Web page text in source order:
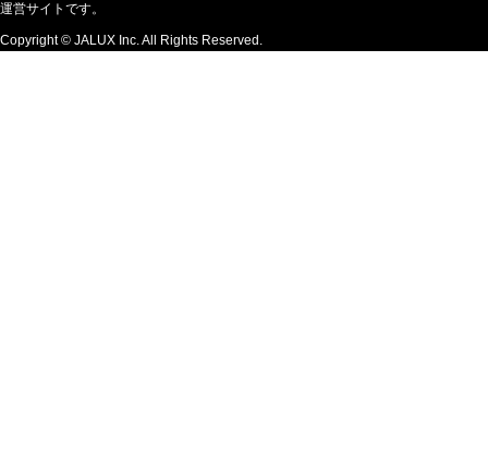
運営サイトです。
Copyright © JALUX Inc. All Rights Reserved.